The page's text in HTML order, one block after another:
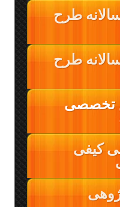
طرح
طرح
تخصصی
کیفی